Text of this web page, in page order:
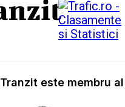
Tranzit este membru